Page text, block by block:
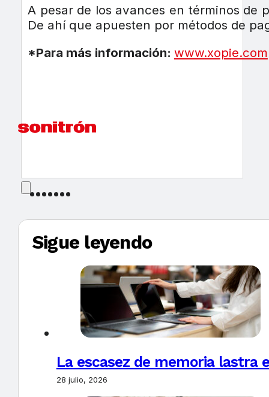
A pesar de los avances en términos
De ahí que apuesten por métodos de
*Para más información: www.xopie.com
Sigue leyendo
La escasez de memoria lastra
28 julio, 2026